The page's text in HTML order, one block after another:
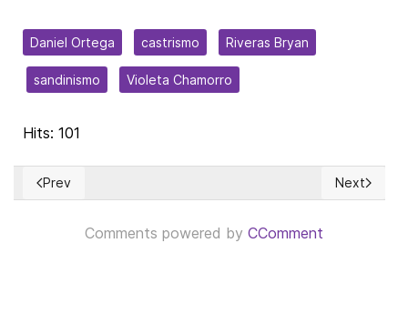
Daniel Ortega castrismo Riveras Bryan
sandinismo Violeta Chamorro
Hits: 101
Previous article: ¿LA IZQUIERDA SE DESPIDE DE AMERICA
Prev Next
Next
Comments powered by CComment